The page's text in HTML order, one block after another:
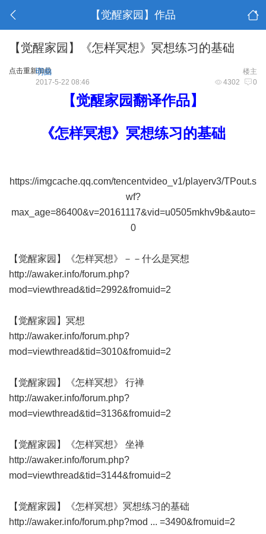
【觉醒家园】作品
【觉醒家园】《怎样冥想》冥想练习的基础
点击重新加载 楼主
明曲
4302 0
2017-5-22 08:46
【觉醒家园翻译作品】
《怎样冥想》冥想练习的基础
https://imgcache.qq.com/tencentvideo_v1/playerv3/TPout.s
wf?
max_age=86400&v=20161117&vid=u0505mkhv9b&auto=
0
【觉醒家园】《怎样冥想》－－什么是冥想
http://awaker.info/forum.php?
mod=viewthread&tid=2992&fromuid=2
【觉醒家园】冥想
http://awaker.info/forum.php?
mod=viewthread&tid=3010&fromuid=2
【觉醒家园】《怎样冥想》 行禅
http://awaker.info/forum.php?
mod=viewthread&tid=3136&fromuid=2
【觉醒家园】《怎样冥想》 坐禅
http://awaker.info/forum.php?
mod=viewthread&tid=3144&fromuid=2
【觉醒家园】《怎样冥想》冥想练习的基础
http://awaker.info/forum.php?mod ... =3490&fromuid=2